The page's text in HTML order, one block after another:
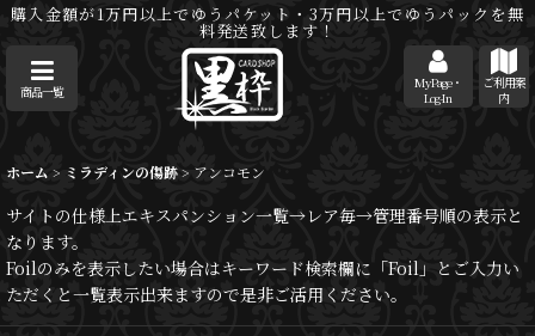
購入金額が1万円以上でゆうパケット・3万円以上でゆうパックを無
料発送致します！
商品一覧
MyPage・
Log-In
ご利用案
内
ホーム > ミラディンの傷跡> アンコモン
サイトの仕様上エキスパンション一覧→レア毎→管理番号順の表示と
なります。
Foilのみを表示したい場合はキーワード検索欄に「Foil」とご入力い
ただくと一覧表示出来ますので是非ご活用ください。